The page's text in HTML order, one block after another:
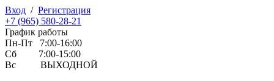
Вход / Регистрация
+7 (965) 580-28-21
График работы
Пн-Пт 7:00-16:00
Сб 7:00-15:00
Вс ВЫХОДНОЙ